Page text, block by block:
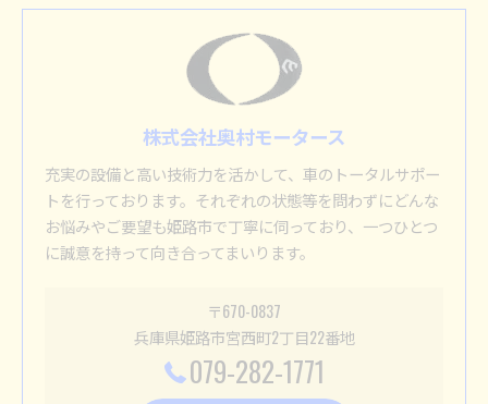
株式会社奥村モータース
充実の設備と高い技術力を活かして、車のトータルサポー
トを行っております。それぞれの状態等を問わずにどんな
お悩みやご要望も姫路市で丁寧に伺っており、一つひとつ
に誠意を持って向き合ってまいります。
〒670-0837
兵庫県姫路市宮西町2丁目22番地
079-282-1771